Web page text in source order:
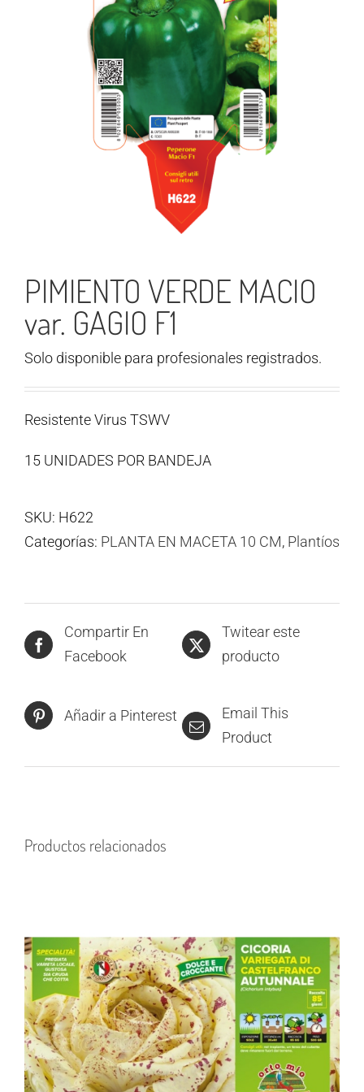
PIMIENTO VERDE MACIO
var. GAGIO F1
Solo disponible para profesionales registrados.
Resistente Virus TSWV
15 UNIDADES POR BANDEJA
SKU: H622
Categorías: PLANTA EN MACETA 10 CM, Plantíos
Compartir En
Facebook
Twitear este
producto
Añadir a Pinterest
Email This
Product
Productos relacionados